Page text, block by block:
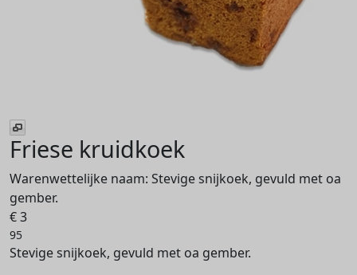
Friese kruidkoek
Warenwettelijke naam: Stevige snijkoek, gevuld met oa
gember.
€ 3
95
Stevige snijkoek, gevuld met oa gember.